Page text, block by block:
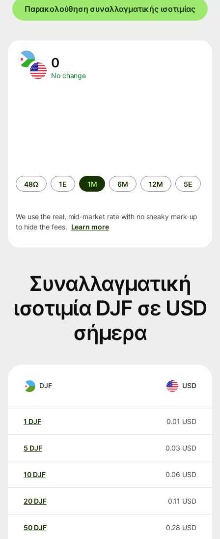
Παρακολούθηση συναλλαγματικής ισοτιμίας
0
No change
Time
period
48Ω 1Ε 1M 6M 12M 5Ε
We use the real, mid-market rate with no sneaky mark-up
to hide the fees. Learn more
Συναλλαγματική
ισοτιμία DJF σε USD
σήμερα
DJF USD
1 DJF 0.01 USD
5 DJF 0.03 USD
10 DJF 0.06 USD
20 DJF 0.11 USD
50 DJF 0.28 USD